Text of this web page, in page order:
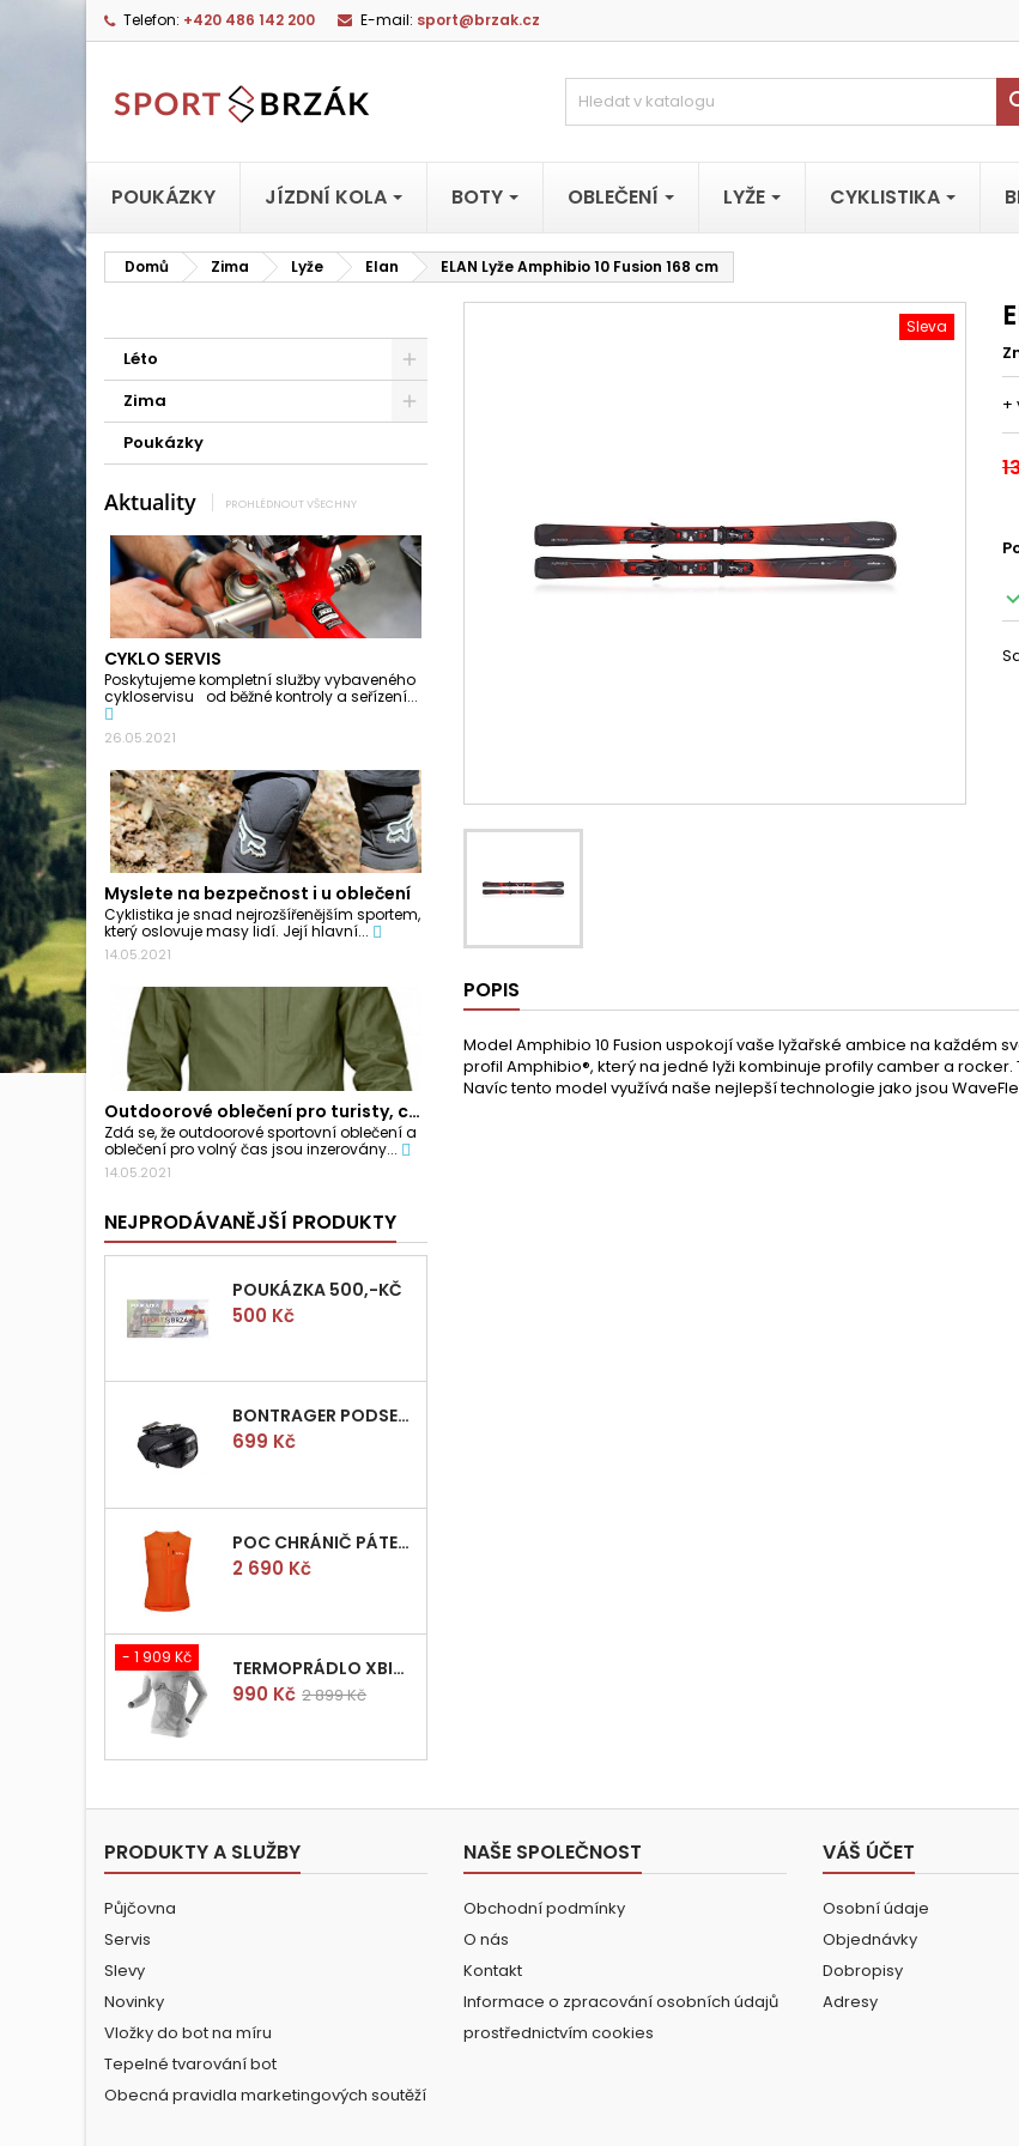
Telefon: +420 486 142 200 E-mail: sport@brzak.cz
POUKÁZKY JÍZDNÍ KOLA BOTY OBLEČENÍ LYŽE CYKLISTIKA
Domů Zima Lyže Elan ELAN Lyže Amphibio 10 Fusion 168 cm
Léto
Zima
Poukázky
Aktuality PROHLÉDNOUT VŠECHNY
CYKLO SERVIS
Poskytujeme kompletní služby vybaveného
cykloservisu od běžné kontroly a seřízení...
26.05.2021
Myslete na bezpečnost i u oblečení
Cyklistika je snad nejrozšířenějším sportem,
který oslovuje masy lidí. Její hlavní...
14.05.2021
Outdoorové oblečení pro turisty, cyklisty a...
Zdá se, že outdoorové sportovní oblečení a
oblečení pro volný čas jsou inzerovány...
14.05.2021
NEJPRODÁVANĚJŠÍ PRODUKTY
POUKÁZKA 500,-KČ
Cena
500 Kč
BONTRAGER PODSEDLOVÁ BRAŠNIČKA PRO QUICK S
Cena
699 Kč
POC CHRÁNIČ PÁTEŘE POCITO VPD AIR VEST VEL.M
Cena
2 690 Kč
- 1 909 Kč TERMOPRÁDLO XBIONIC RADIACTOR WOMAN SHIRT LONGS L/XL
Cena
990 Kč Běžná
2 899 Kč
Sleva
+
POPIS
Model Amphibio 10 Fusion uspokojí vaše lyžařské ambice na každém
profil Amphibio®, který na jedné lyži kombinuje profily camber a
Navíc tento model využívá naše nejlepší technologie jako jsou
PRODUKTY A SLUŽBY
Půjčovna
Servis
Slevy
Novinky
Vložky do bot na míru
Tepelné tvarování bot
Obecná pravidla marketingových soutěží
NAŠE SPOLEČNOST
Obchodní podmínky
O nás
Kontakt
Informace o zpracování osobních údajů
prostřednictvím cookies
VÁŠ ÚČET
Osobní údaje
Objednávky
Dobropisy
Adresy